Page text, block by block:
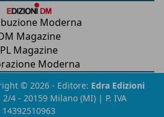
Moderna
Magazine
PL Magazine
Moderna
© 2026 - Editore: Edra Edizioni
2/4 - 20159 Milano (MI) | P. IVA
14392510963